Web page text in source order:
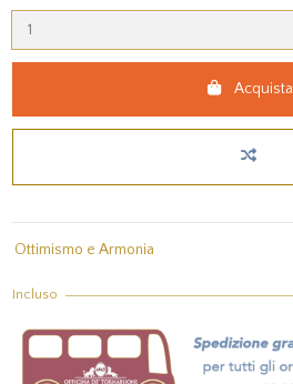
Acquista
Ottimismo e Armonia
Incluso